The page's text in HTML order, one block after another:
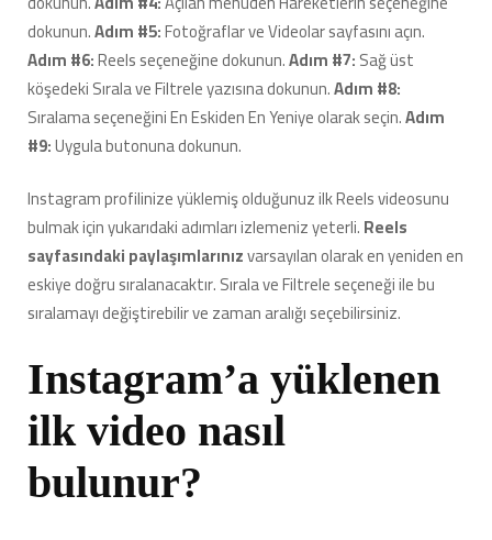
dokunun.Adım #5:Fotoğraflar ve Videolar sayfasını açın.
Adım #6:Reels seçeneğine dokunun.Adım #7:Sağ üst
köşedeki Sırala ve Filtrele yazısına dokunun.Adım #8:
Sıralama seçeneğini En Eskiden En Yeniye olarak seçin.Adım
#9:Uygula butonuna dokunun.
Instagram profilinize yüklemiş olduğunuz ilk Reels videosunu
bulmak için yukarıdaki adımları izlemeniz yeterli.Reels
sayfasındaki paylaşımlarınızvarsayılan olarak en yeniden en
eskiye doğru sıralanacaktır. Sırala ve Filtrele seçeneği ile bu
sıralamayı değiştirebilir ve zaman aralığı seçebilirsiniz.
Instagram’a yüklenen
ilk video nasıl
bulunur?